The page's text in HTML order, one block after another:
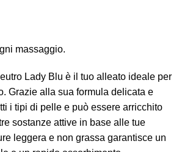
massaggio.
Lady Blu è il tuo alleato ideale per
Grazie alla sua formula delicata e
i tipi di pelle e può essere arricchito
sostanze attive in base alle tue
leggera e non grassa garantisce un